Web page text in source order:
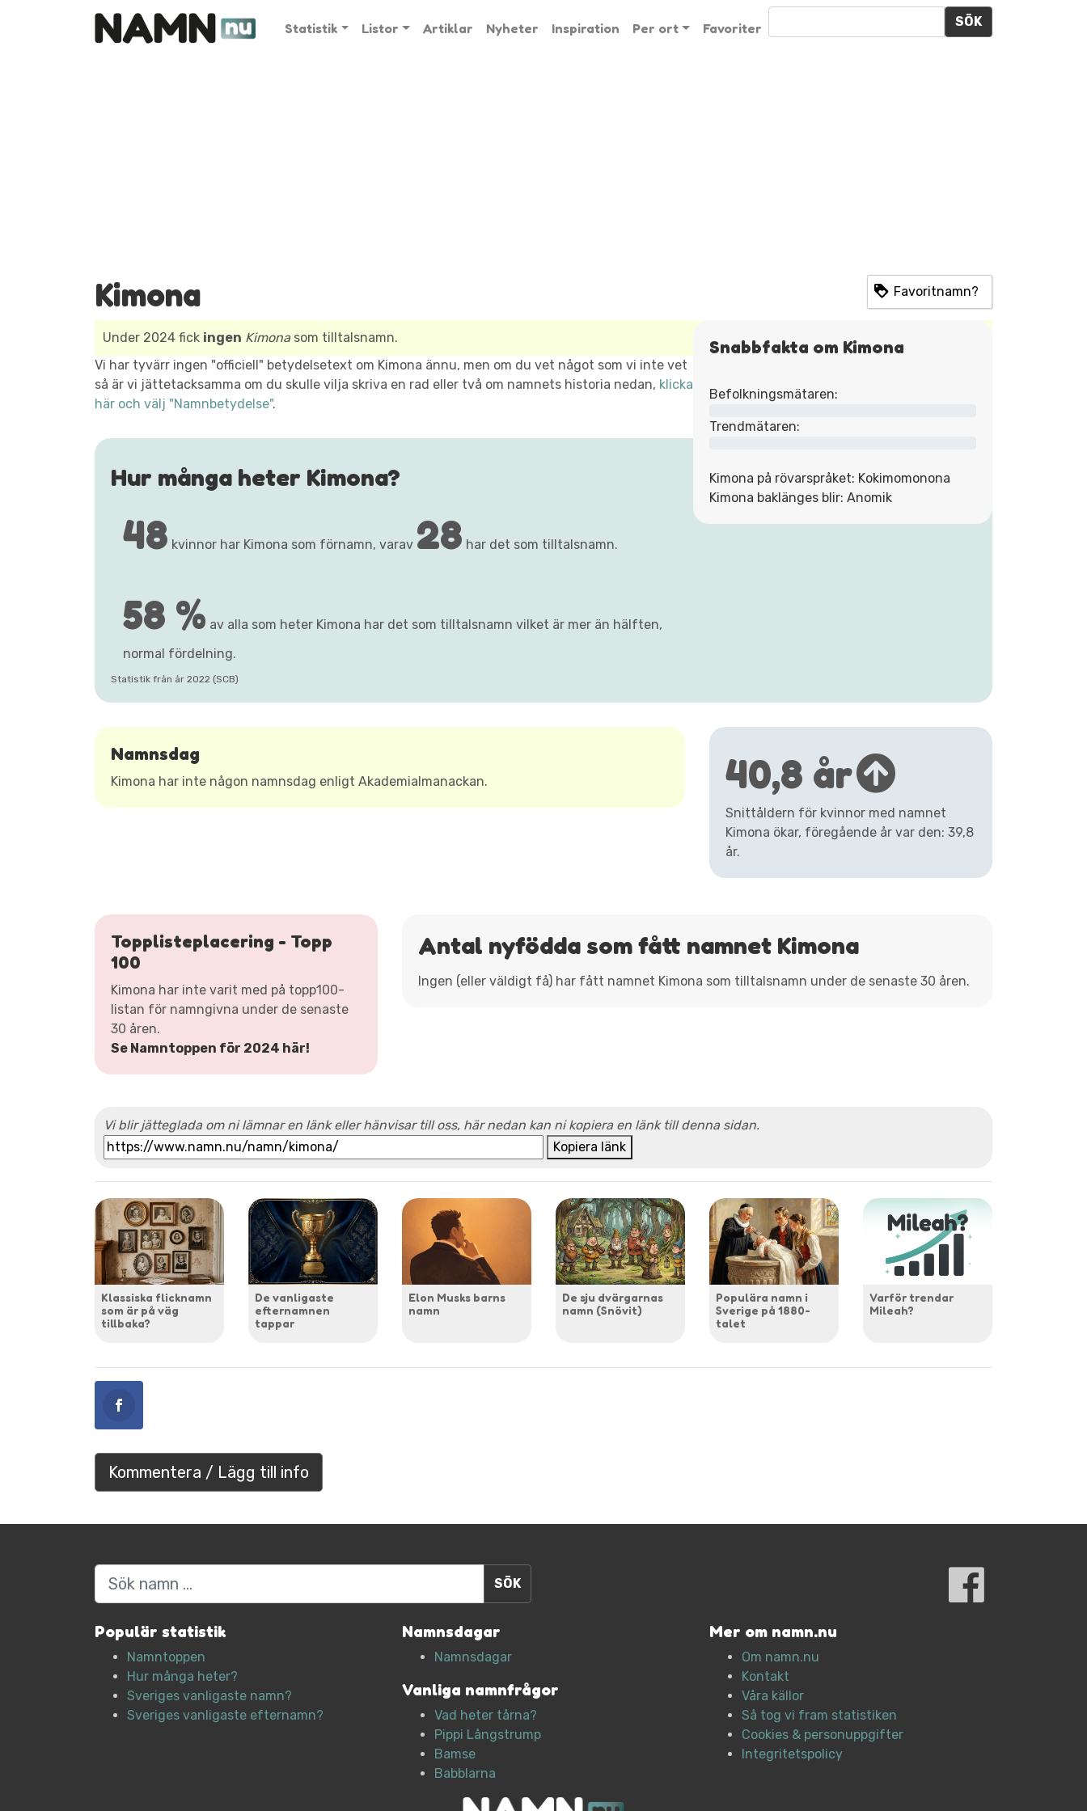
Statistik Listor Artiklar Nyheter Inspiration Per ort Favoriter SÖK
Kimona Favoritnamn?
Snabbfakta om Kimona
Befolkningsmätaren:
Trendmätaren:
Kimona på rövarspråket: Kokimomonona
Kimona baklänges blir: Anomik
Under 2024 fick ingen Kimonasom tilltalsnamn.
Vi har tyvärr ingen "officiell" betydelsetext om Kimona ännu, men om du vet något som vi inte vet
så är vi jättetacksamma om du skulle vilja skriva en rad eller två om namnets historia nedan, klicka
här och välj "Namnbetydelse".
Hur många heter Kimona?
48 kvinnor har Kimona som förnamn, varav 28 har det som tilltalsnamn.
58 % av alla som heter Kimona har det som tilltalsnamn vilket är mer än hälften,
normal fördelning.
Statistik från år 2022 (SCB)
Namnsdag
Kimona har inte någon namnsdag enligt Akademialmanackan. 40,8 år
Snittåldern för kvinnor med namnet
Kimona ökar, föregående år var den: 39,8
år.
Topplisteplacering - Topp
100
Kimona har inte varit med på topp100-
listan för namngivna under de senaste
30 åren.
Se Namntoppen för 2024 här!
Antal nyfödda som fått namnet Kimona
Ingen (eller väldigt få) har fått namnet Kimona som tilltalsnamn under de senaste 30 åren.
Vi blir jätteglada om ni lämnar en länk eller hänvisar till oss, här nedan kan ni kopiera en länk till denna sidan.
Kopiera länk
Klassiska flicknamn
som är på väg
tillbaka?
De vanligaste
efternamnen
tappar
Elon Musks barns
namn
De sju dvärgarnas
namn (Snövit)
Populära namn i
Sverige på 1880-
talet
Varför trendar
Mileah?
Kommentera / Lägg till info
Sök
Populär statistik
Namntoppen
Hur många heter?
Sveriges vanligaste namn?
Sveriges vanligaste efternamn?
Namnsdagar
Namnsdagar
Vanliga namnfrågor
Vad heter tårna?
Pippi Långstrump
Bamse
Babblarna
Mer om namn.nu
Om namn.nu
Kontakt
Våra källor
Så tog vi fram statistiken
Cookies & personuppgifter
Integritetspolicy